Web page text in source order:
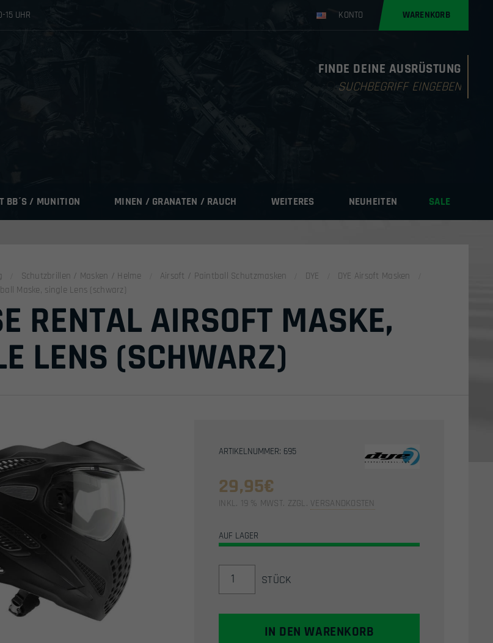
15 UHR KONTO WARENKORB
FINDE DEINE AUSRÜSTUNG
Products
BB´S / MUNITION MINEN / GRANATEN / RAUCH WEITERES NEUHEITEN SALE
Schutzbrillen / Masken / Helme Airsoft / Paintball Schutzmasken DYE
DYE Airsoft Masken
Maske, single Lens (schwarz)
RENTAL AIRSOFT MASKE,
LENS (SCHWARZ)
ARTIKELNUMMER: 695
29,95€
INKL. 19 % MWST. ZZGL. VERSANDKOSTEN
AUF LAGER
AIRSOFT
STÜCK
IN DEN WARENKORB